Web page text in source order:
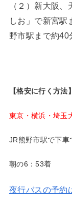
（２）新大阪
しお」で新宮駅
野市駅まで約40
【格安に行く方法】
東京・横浜・埼玉
JR熊野市駅で下車
朝の6：53着
夜行バスの予約